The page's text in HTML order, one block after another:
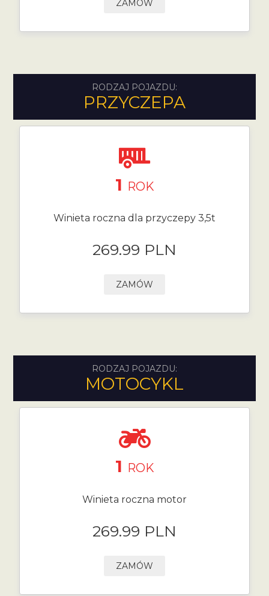
ZAMÓW
RODZAJ POJAZDU:
PRZYCZEPA
1 ROK
Winieta roczna dla przyczepy 3,5t
269.99 PLN
ZAMÓW
RODZAJ POJAZDU:
MOTOCYKL
1 ROK
Winieta roczna motor
269.99 PLN
ZAMÓW